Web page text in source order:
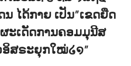
ໄດ້ກາຍ ເປັນ”ເຂດຍືດ
ຜະເດັດການຄອມມຸນີສ
ອິສຣະຍຸກໃໝ່໒໑”